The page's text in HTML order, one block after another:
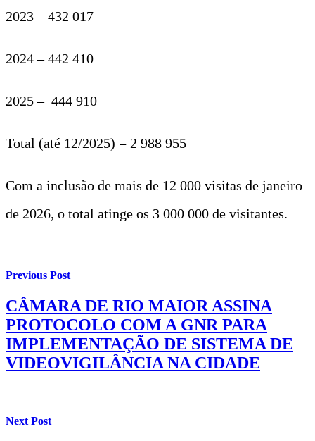
2023 – 432 017
2024 – 442 410
2025 – 444 910
Total (até 12/2025) = 2 988 955
Com a inclusão de mais de 12 000 visitas de janeiro
de 2026, o total atinge os 3 000 000 de visitantes.
Previous Post
CÂMARA DE RIO MAIOR ASSINA
PROTOCOLO COM A GNR PARA
IMPLEMENTAÇÃO DE SISTEMA DE
VIDEOVIGILÂNCIA NA CIDADE
Next Post